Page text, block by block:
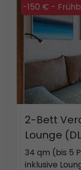
-150 € -
2-Bett
Lounge
34 qm (bis 5
inklusive